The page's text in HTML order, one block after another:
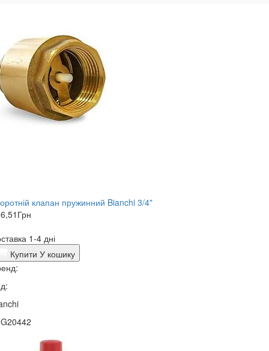
клапан пружинний Bianchi 3/4"
Грн
1-4 дні
Купити У кошику